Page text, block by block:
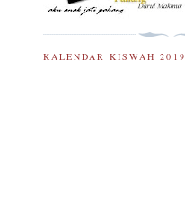
KALENDAR KISWAH 2019